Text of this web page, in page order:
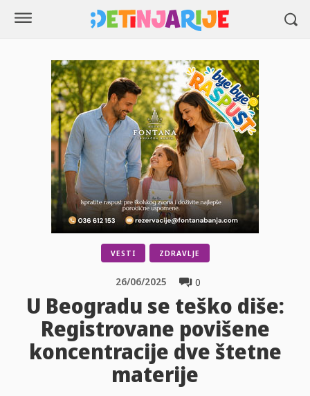
VESTI ZDRAVLJE
0
26/06/2025
U Beogradu se teško diše:
Registrovane povišene
koncentracije dve štetne
materije